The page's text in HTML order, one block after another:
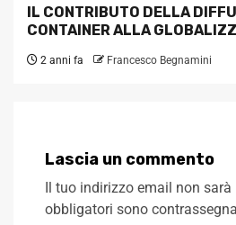
IL CONTRIBUTO DELLA
CONTAINER ALLA
2 anni fa Francesco Begnamini
Lascia un commento
Il tuo indirizzo email non
obbligatori sono